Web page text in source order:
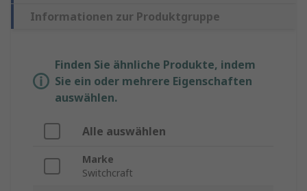
Informationen zur Produktgruppe
Finden Sie ähnliche Produkte, indem
Sie ein oder mehrere Eigenschaften
auswählen.
Alle auswählen
Marke
Switchcraft